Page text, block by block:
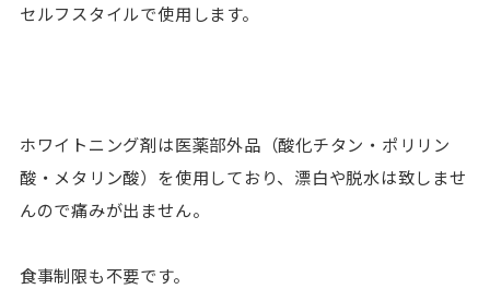
セルフスタイルで使用します。
ホワイトニング剤は医薬部外品（酸化チタン・ポリリン
酸・メタリン酸）を使用しており、漂白や脱水は致しませ
んので痛みが出ません。
食事制限も不要です。